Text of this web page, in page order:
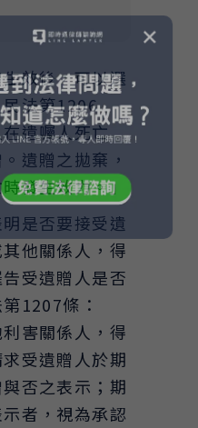
✕
效後，可以選
法第1206
遺囑人死亡
遺贈之拋棄，
發生效力。」
是否要接受遺
他關係人，得
受遺贈人是否
1207條：
利害關係人，得
受遺贈人於期
否之表示；期
者，視為承認